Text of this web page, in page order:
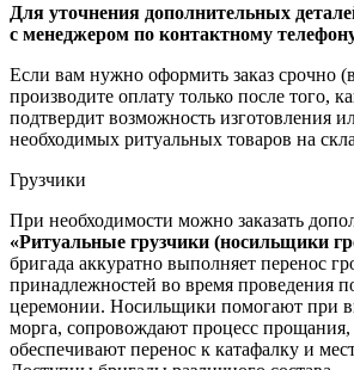
Для уточнения дополнительных
с менеджером по контактному
Если вам нужно оформить заказ срочно
производите оплату только после того,
подтвердит возможность изготовления
необходимых ритуальных товаров на
Грузчики
При необходимости можно заказать
«Ритуальные грузчики (носильщики
бригада аккуратно выполняет перенос
принадлежностей во время проведения
церемонии. Носильщики помогают при
морга, сопровождают процесс прощания,
обеспечивают перенос к катафалку и